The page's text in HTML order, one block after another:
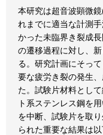
本研究は超音波顕微
れまでに適当な計測
かった未臨界き裂成
の遷移過程に対し、
る。研究計画にそっ
要な疲労き裂の発生
た。試験片材料とし
ト系ステンレス鋼を
を中断、試験片を取
られた重要な結果は以